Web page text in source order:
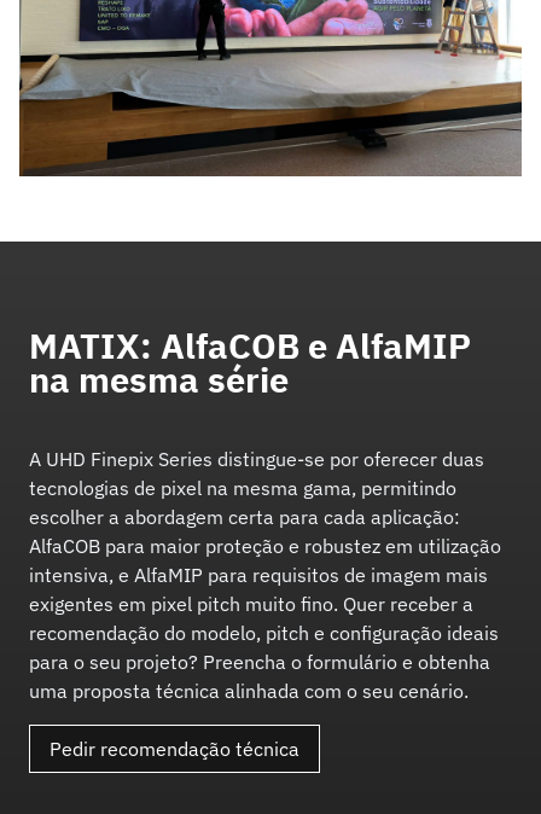
MATIX: AlfaCOB e AlfaMIP
na mesma série
A UHD Finepix Series distingue-se por oferecer duas
tecnologias de pixel na mesma gama, permitindo
escolher a abordagem certa para cada aplicação:
AlfaCOB para maior proteção e robustez em utilização
intensiva, e AlfaMIP para requisitos de imagem mais
exigentes em pixel pitch muito fino. Quer receber a
recomendação do modelo, pitch e configuração ideais
para o seu projeto? Preencha o formulário e obtenha
uma proposta técnica alinhada com o seu cenário.
Pedir recomendação técnica